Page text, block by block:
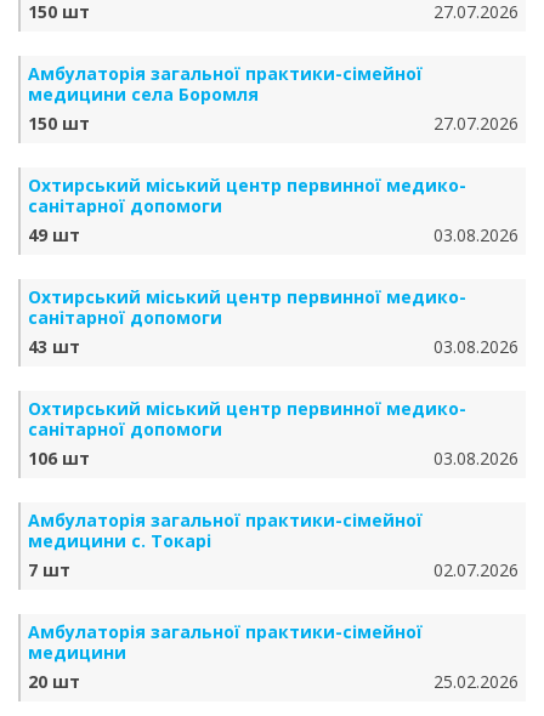
150 шт
27.07.2026
Амбулаторія загальної практики-сімейної
медицини села Боромля
150 шт
27.07.2026
Охтирський міський центр первинної медико-
санітарної допомоги
49 шт
03.08.2026
Охтирський міський центр первинної медико-
санітарної допомоги
43 шт
03.08.2026
Охтирський міський центр первинної медико-
санітарної допомоги
106 шт
03.08.2026
Амбулаторія загальної практики-сімейної
медицини с. Токарі
7 шт
02.07.2026
Амбулаторія загальної практики-сімейної
медицини
20 шт
25.02.2026